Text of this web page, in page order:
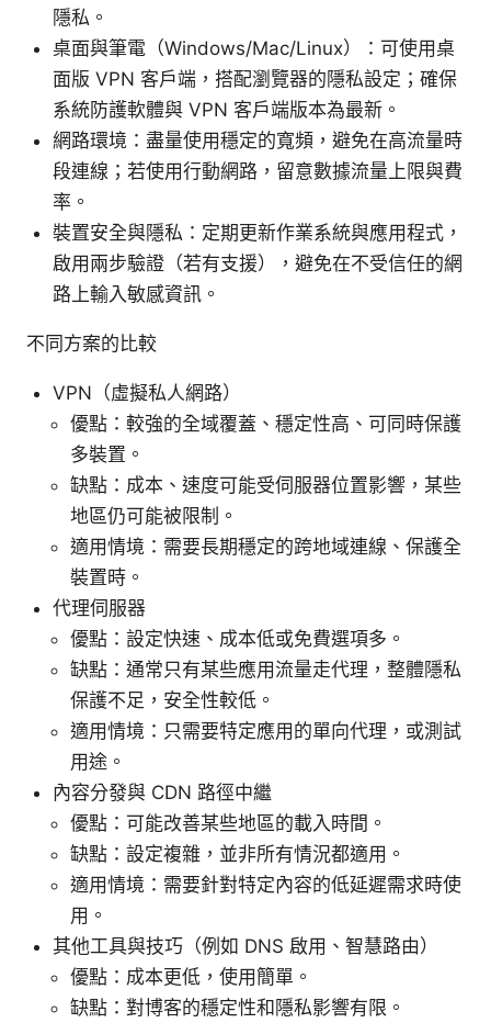
隱私。
桌面與筆電（Windows/Mac/Linux）：可使用桌
面版 VPN 客戶端，搭配瀏覽器的隱私設定；確保
系統防護軟體與 VPN 客戶端版本為最新。
網路環境：盡量使用穩定的寬頻，避免在高流量時
段連線；若使用行動網路，留意數據流量上限與費
率。
裝置安全與隱私：定期更新作業系統與應用程式，
啟用兩步驗證（若有支援），避免在不受信任的網
路上輸入敏感資訊。
不同方案的比較
VPN（虛擬私人網路）
優點：較強的全域覆蓋、穩定性高、可同時保護
多裝置。
缺點：成本、速度可能受伺服器位置影響，某些
地區仍可能被限制。
適用情境：需要長期穩定的跨地域連線、保護全
裝置時。
代理伺服器
優點：設定快速、成本低或免費選項多。
缺點：通常只有某些應用流量走代理，整體隱私
保護不足，安全性較低。
適用情境：只需要特定應用的單向代理，或測試
用途。
內容分發與 CDN 路徑中繼
優點：可能改善某些地區的載入時間。
缺點：設定複雜，並非所有情況都適用。
適用情境：需要針對特定內容的低延遲需求時使
用。
其他工具與技巧（例如 DNS 啟用、智慧路由）
優點：成本更低，使用簡單。
缺點：對博客的穩定性和隱私影響有限。